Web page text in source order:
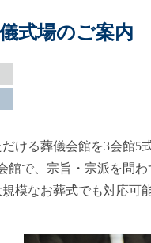
式場のご案内
ける葬儀会館を3会館5
館で、宗旨・宗派を問わ
模なお葬式でも対応可能